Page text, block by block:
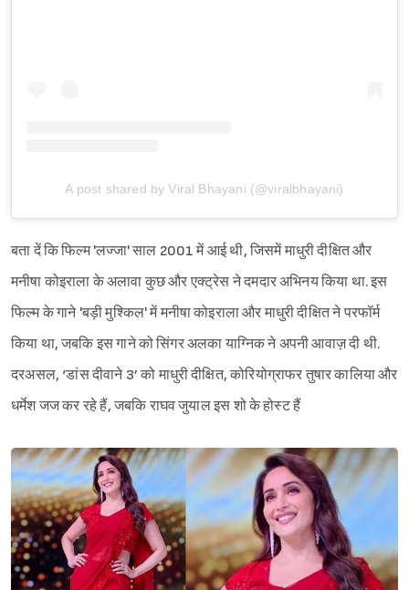
A post shared by Viral Bhayani (@viralbhayani)
बता दें कि फिल्म 'लज्जा' साल 2001 में आई थी, जिसमें माधुरी दीक्षित और
मनीषा कोइराला के अलावा कुछ और एक्ट्रेस ने दमदार अभिनय किया था. इस
फिल्म के गाने 'बड़ी मुश्किल' में मनीषा कोइराला और माधुरी दीक्षित ने परफॉर्म
किया था, जबकि इस गाने को सिंगर अलका याग्निक ने अपनी आवाज़ दी थी.
दरअसल, ‘डांस दीवाने 3’ को माधुरी दीक्षित, कोरियोग्राफर तुषार कालिया और
धर्मेश जज कर रहे हैं, जबकि राघव जुयाल इस शो के होस्ट हैं